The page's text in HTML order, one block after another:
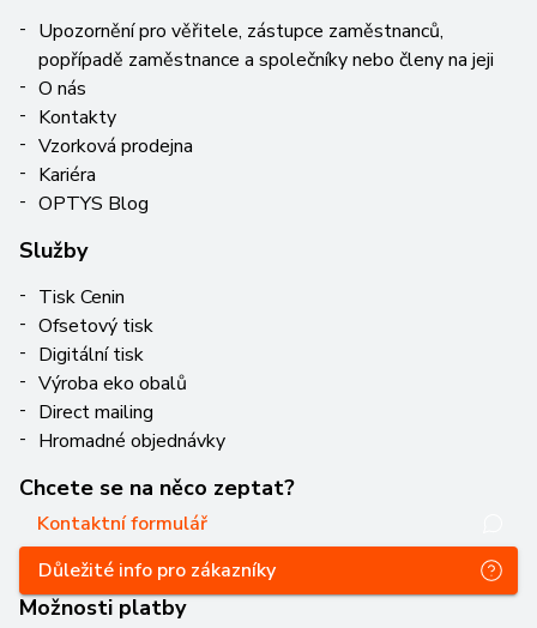
Upozornění pro věřitele, zástupce zaměstnanců,
popřípadě zaměstnance a společníky nebo členy na jeji
O nás
Kontakty
Vzorková prodejna
Kariéra
OPTYS Blog
Služby
Tisk Cenin
Ofsetový tisk
Digitální tisk
Výroba eko obalů
Direct mailing
Hromadné objednávky
Chcete se na něco zeptat?
Kontaktní formulář
Důležité info pro zákazníky
Možnosti platby